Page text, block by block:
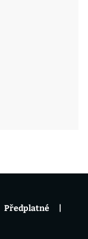
Předplatné